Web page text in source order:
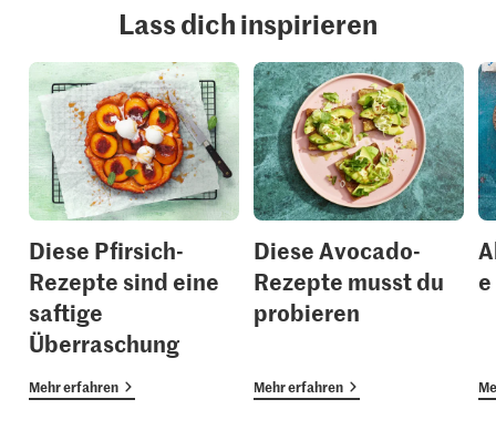
Lass dich inspirieren
Diese Pfirsich-
Rezepte sind eine
saftige
Überraschung
Mehr erfahren
Diese Avocado-
Rezepte musst du
probieren
Mehr erfahren